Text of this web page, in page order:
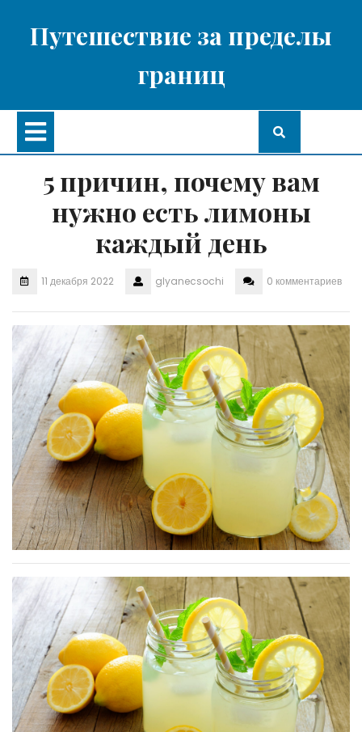
содержимому
Путешествие за пределы
границ
Открыть
5 причин, почему вам
нужно есть лимоны
каждый день
11 декабря 2022 glyanecsochi 0 комментариев